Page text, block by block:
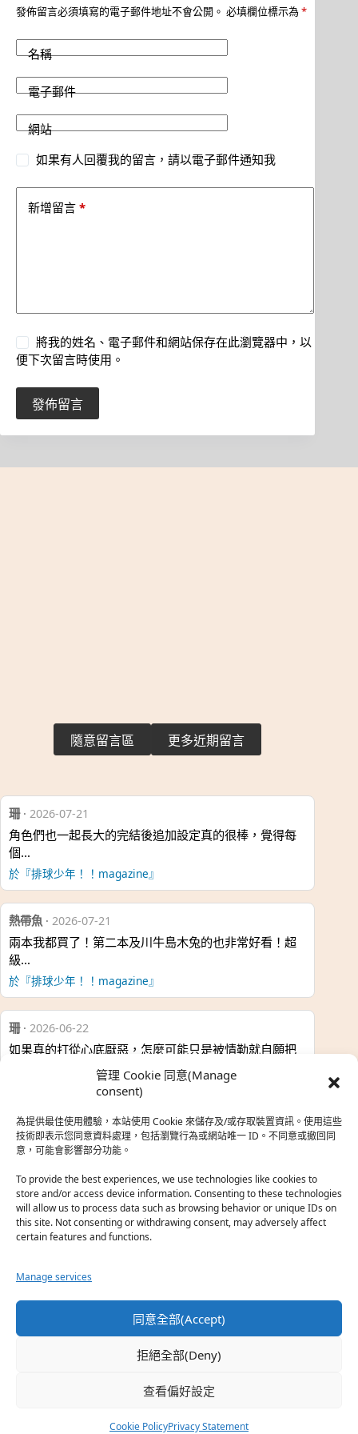
管理 Cookie 同意(Manage
consent)
為提供最佳使用體驗，本站使用 Cookie 來儲存及/或存取裝置資訊。使用這些
技術即表示您同意資料處理，包括瀏覽行為或網站唯一 ID。不同意或撤回同
意，可能會影響部分功能。
To provide the best experiences, we use technologies like cookies to
store and/or access device information. Consenting to these technologies
will allow us to process data such as browsing behavior or unique IDs on
this site. Not consenting or withdrawing consent, may adversely affect
certain features and functions.
Manage services
同意全部(Accept)
拒絕全部(Deny)
查看偏好設定
Cookie PolicyPrivacy Statement
發佈留言必須填寫的電子郵件地址不會公開。 必填欄位標示為 *
名稱
電子郵件
網站
如果有人回覆我的留言，請以電子郵件通知我
新增留言 *
將我的姓名、電子郵件和網站保存在此瀏覽器中，以
便下次留言時使用。
發佈留言
隨意留言區 更多近期留言
珊· 2026-07-21
角色們也一起長大的完結後追加設定真的很棒，覺得每
個…
於『排球少年！！magazine』
熱帶魚 · 2026-07-21
兩本我都買了！第二本及川牛島木兔的也非常好看！超
級…
於『排球少年！！magazine』
珊· 2026-06-22
如果真的打從心底厭惡，怎麼可能只是被情勒就自願把
熱帶魚·2026-06-22
之前看到網路上有人說灰二自私情勒大家陪他圓夢，但
真…
於『強風吹拂』
珊·2026-06-18
第…
於『白領羽球部』